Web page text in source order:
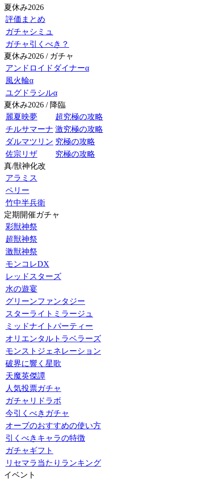
夏休み2026
評価まとめ
ガチャシミュ
ガチャ引くべき？
夏休み2026 / ガチャ
アンドロイドダイナーα
風火輪α
ユグドラシルα
夏休み2026 / 降臨
麗夏映夢
超究極の攻略
チルサマーナ 激究極の攻略
ダルマツリン 究極の攻略
佐宗リザ
究極の攻略
真/獣神化改
アラミス
ペリー
竹中半兵衛
定期開催ガチャ
彩獣神祭
超獣神祭
激獣神祭
モンコレDX
レッドスターズ
水の遊宴
グリーンファンタジー
スターライトミラージュ
ミッドナイトパーティー
オリエンタルトラベラーズ
モンストジェネレーション
破界に響く星歌
天魔英傑譚
人気投票ガチャ
ガチャリドラボ
今引くべきガチャ
オーブのおすすめの使い方
引くべきキャラの特徴
ガチャギフト
リセマラ当たりランキング
イベント